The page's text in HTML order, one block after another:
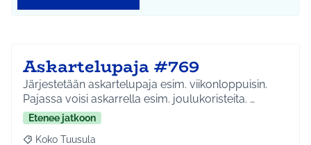
Askartelupaja #769
Järjestetään askartelupaja esim. viikonloppuisin.
Pajassa voisi askarrella esim. joulukoristeita. …
Etenee jatkoon
Koko Tuusula